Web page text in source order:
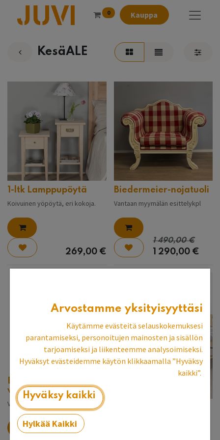
0 Kauppa
KesäALE
1-ltk Lamppupöytä
Koivuinen yöpöytä, eri kokoja.
269,00€
Biedermeier-nojatuoli
Vantaan myymälän esittelykpl
1 490,00€
1 290,00 €
Englanninpunainen
vitriinikaappi
Vantaan myymälän esittelykpl
Arvostamme yksityisyyttäsi
Käytämme evästeitä selauskokemuksesi
parantamiseksi, personoitujen mainosten ja sisällön
tarjoamiseksi ja liikenteemme analysoimiseksi.
Hyväksyt evästeidemme käytön klikkaamalla ”Hyväksy
kaikki”.
Hyväksy kaikki
Hylkää Kaikki